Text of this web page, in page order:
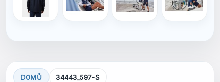
Pánskou plachtařskou bundu Crew Hooded
Sailing Jacket 2.0 jsme vybavili technologií